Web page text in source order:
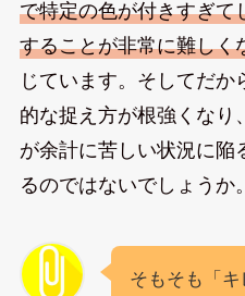
で特定の色が付きすぎて
することが非常に難しく
じています。そしてだ
的な捉え方が根強くなり
が余計に苦しい状況に陥
るのではないでしょうか。
そもそも「